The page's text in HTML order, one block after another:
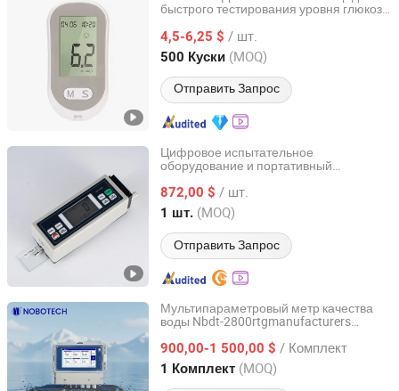
быстрого тестирования уровня глюкозы
4,5-6,25 $ / шт.
500 Куски (MOQ)
Отправить Запрос
SH Brother Co., Ltd.
Shanghai, China с 2023
Цифровое испытательное
оборудование и портативный
поверхности стальных труб
872,00 $ / шт.
1 шт. (MOQ)
Отправить Запрос
Guangzhou Amittari Instruments Co., Ltd.
Guangdong, China с 2019
Мультипараметровый метр качества
воды Nbdt-2800rtgmanufacturers
тестирования качества воды в
бассейне
900,00-1 500,00 $ / Комплект
1 Комплект (MOQ)
Nanning Nobo Instrument Co., Ltd.
Guangxi, China с 2026